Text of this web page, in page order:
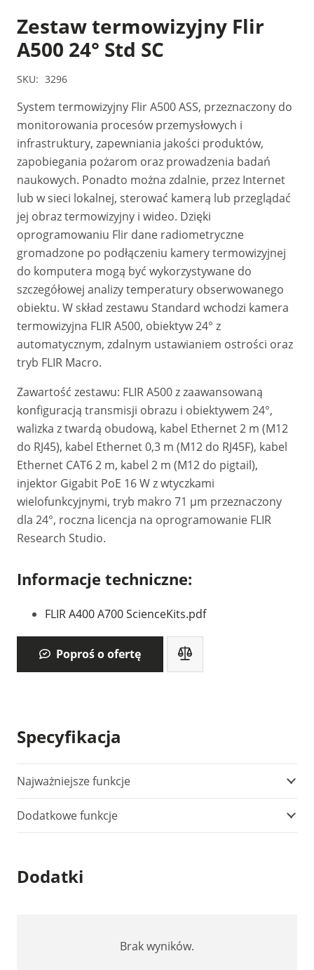
Zestaw termowizyjny Flir
A500 24° Std SC
SKU: 3296
System termowizyjny Flir A500 ASS, przeznaczony do
monitorowania procesów przemysłowych i
infrastruktury, zapewniania jakości produktów,
zapobiegania pożarom oraz prowadzenia badań
naukowych. Ponadto można zdalnie, przez Internet
lub w sieci lokalnej, sterować kamerą lub przeglądać
jej obraz termowizyjny i wideo. Dzięki
oprogramowaniu Flir dane radiometryczne
gromadzone po podłączeniu kamery termowizyjnej
do komputera mogą być wykorzystywane do
szczegółowej analizy temperatury obserwowanego
obiektu. W skład zestawu Standard wchodzi kamera
termowizyjna FLIR A500, obiektyw 24° z
automatycznym, zdalnym ustawianiem ostrości oraz
tryb FLIR Macro.
Zawartość zestawu: FLIR A500 z zaawansowaną
konfiguracją transmisji obrazu i obiektywem 24°,
walizka z twardą obudową, kabel Ethernet 2 m (M12
do RJ45), kabel Ethernet 0,3 m (M12 do RJ45F), kabel
Ethernet CAT6 2 m, kabel 2 m (M12 do pigtail),
injektor Gigabit PoE 16 W z wtyczkami
wielofunkcyjnymi, tryb makro 71 µm przeznaczony
dla 24°, roczna licencja na oprogramowanie FLIR
Research Studio.
Informacje techniczne:
FLIR A400 A700 ScienceKits.pdf
Poproś o ofertę
Specyfikacja
Najważniejsze funkcje
Dodatkowe funkcje
Dodatki
Brak wyników.